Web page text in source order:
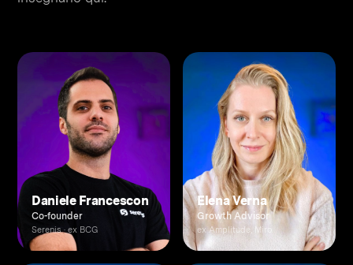
Daniele Francescon
Co-founder
Serenis · ex BCG
Elena Verna
Growth Advisor
ex Amplitude, Miro